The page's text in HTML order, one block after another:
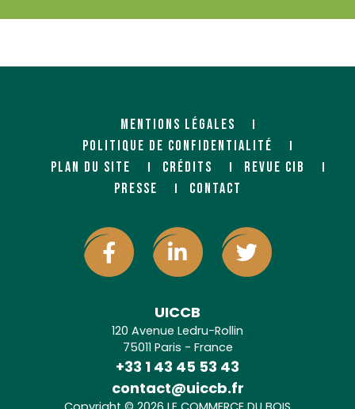
MENTIONS LÉGALES
POLITIQUE DE CONFIDENTIALITÉ
PLAN DU SITE
CRÉDITS
REVUE CIB
PRESSE
CONTACT
UICCB
120 Avenue Ledru-Rollin
75011 Paris - France
+33 1 43 45 53 43
contact@uiccb.fr